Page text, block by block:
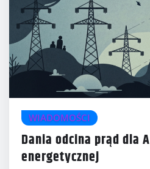
WIADOMOŚCI
Dania odcina prąd dla
energetycznej